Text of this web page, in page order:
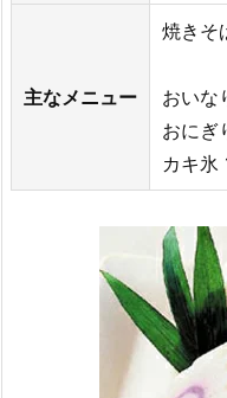
主なメニュー
焼き
おいな
おにぎ
カキ氷